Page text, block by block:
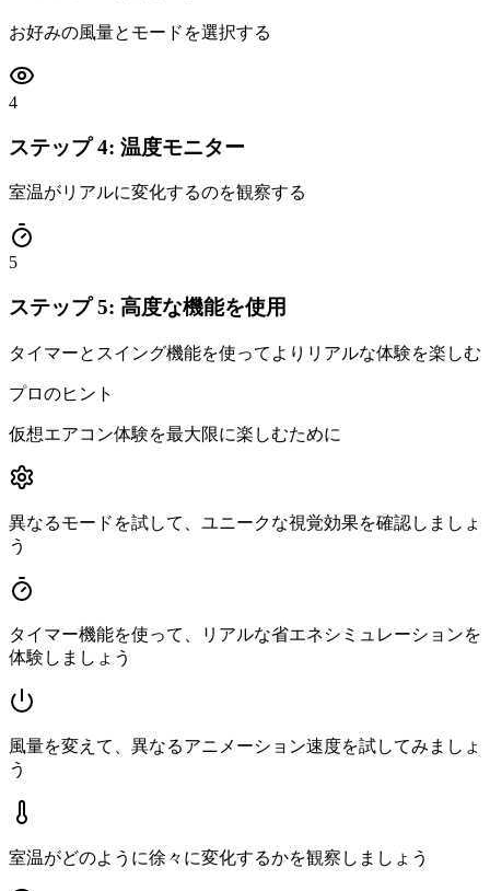
お好みの風量とモードを選択する
4
ステップ 4: 温度モニター
室温がリアルに変化するのを観察する
5
ステップ 5: 高度な機能を使用
タイマーとスイング機能を使ってよりリアルな体験を楽しむ
プロのヒント
仮想エアコン体験を最大限に楽しむために
異なるモードを試して、ユニークな視覚効果を確認しましょ
う
タイマー機能を使って、リアルな省エネシミュレーションを
体験しましょう
風量を変えて、異なるアニメーション速度を試してみましょ
う
室温がどのように徐々に変化するかを観察しましょう